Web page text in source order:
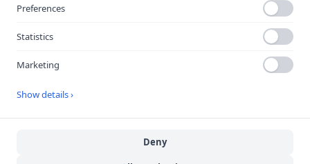
Hitta hit
Preferences
Statistics
Marketing
Show details ›
Deny